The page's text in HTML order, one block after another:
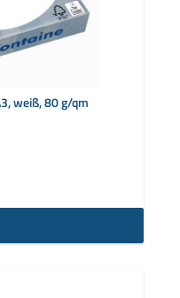
weiß, 80 g/qm